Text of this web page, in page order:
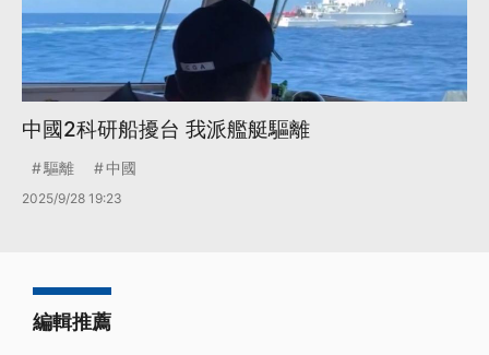
中國2科研船擾台 我派艦艇驅離
驅離 中國
2025/9/28 19:23
編輯推薦